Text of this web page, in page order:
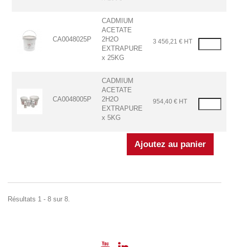
CA0048025P
CADMIUM
ACETATE
2H2O
EXTRAPURE
x 25KG
3 456,21 € HT
CA0048005P
CADMIUM
ACETATE
2H2O
EXTRAPURE
x 5KG
954,40 € HT
Résultats 1 - 8 sur 8.